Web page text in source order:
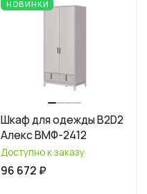
НОВИНКИ
Шкаф для одежды B2D2
Алекс ВМФ-2412
Доступно к заказу
96 672 ₽